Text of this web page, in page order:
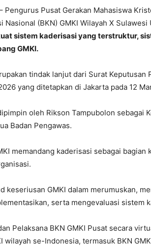
Pengurus Pusat Gerakan Mahasiswa
Nasional (BKN) GMKI Wilayah X
sistem kaderisasi yang terstruktur,
GMKI.
tindak lanjut dari Surat Keputusan
yang ditetapkan di Jakarta pada 12
oleh Rikson Tampubolon sebagai
Badan Pengawas.
memandang kaderisasi sebagai
keseriusan GMKI dalam merumuskan,
serta mengevaluasi sistem
Pelaksana BKN GMKI Pusat secara
wilayah se-Indonesia, termasuk BKN